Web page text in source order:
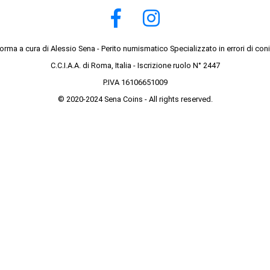
a cura di Alessio Sena - Perito numismatico Specializzato in errori di
C.C.I.A.A. di Roma, Italia - Iscrizione ruolo N° 2447
P.IVA 16106651009
© 2020-2024 Sena Coins - All rights reserved.